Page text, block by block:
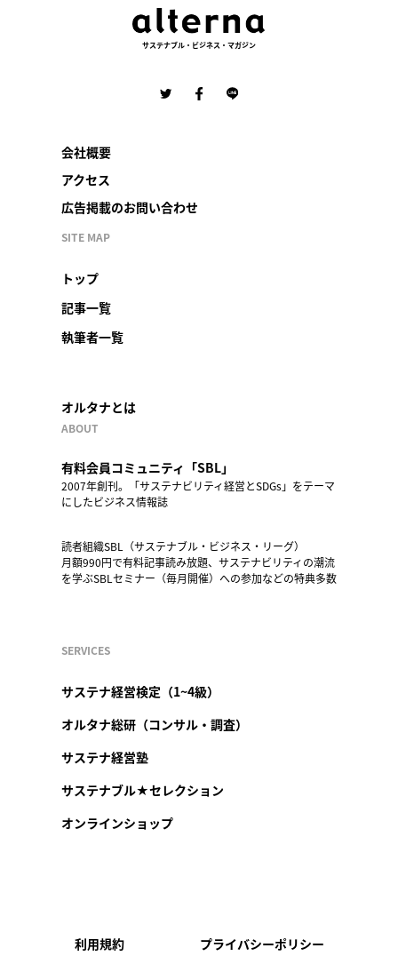
サステナブル・ビジネス・マガジン
会社概要
アクセス
広告掲載のお問い合わせ
SITE MAP
トップ
記事一覧
執筆者一覧
オルタナとは
ABOUT
有料会員コミュニティ「SBL」
2007年創刊。「サステナビリティ経営とSDGs」をテーマ
にしたビジネス情報誌
読者組織SBL（サステナブル・ビジネス・リーグ）
月額990円で有料記事読み放題、サステナビリティの潮流
を学ぶSBLセミナー（毎月開催）への参加などの特典多数
SERVICES
サステナ経営検定（1~4級）
オルタナ総研（コンサル・調査）
サステナ経営塾
サステナブル★セレクション
オンラインショップ
利用規約 プライバシーポリシー